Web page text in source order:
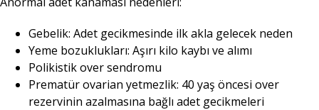
Gebelik: Adet gecikmesinde ilk akla gelecek neden
Yeme bozuklukları: Aşırı kilo kaybı ve alımı
Polikistik over sendromu
Prematür ovarian yetmezlik: 40 yaş öncesi over
rezervinin azalmasına bağlı adet gecikmeleri